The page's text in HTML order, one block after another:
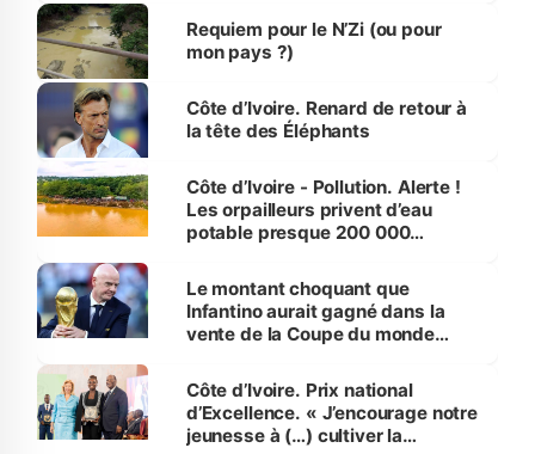
Requiem pour le N’Zi (ou pour
mon pays ?)
Côte d’Ivoire. Renard de retour à
la tête des Éléphants
Côte d’Ivoire - Pollution. Alerte !
Les orpailleurs privent d’eau
potable presque 200 000
Le montant choquant que
Infantino aurait gagné dans la
vente de la Coupe du monde
Côte d’Ivoire. Prix national
d’Excellence. « J’encourage notre
jeunesse à (…) cultiver la